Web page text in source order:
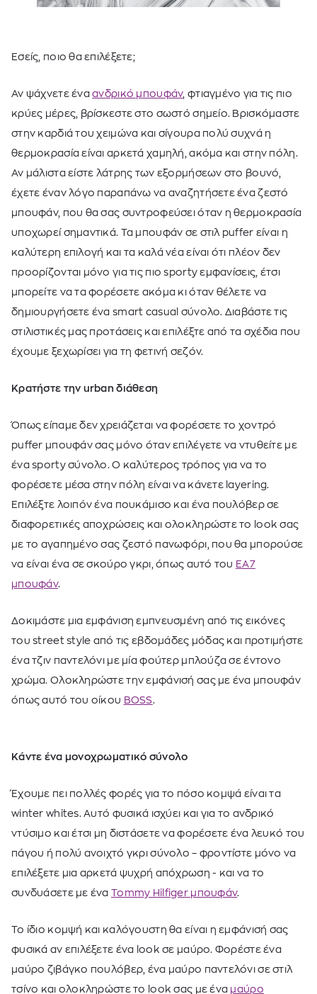
Εσείς, ποιο θα επιλέξετε;
Αν ψάχνετε έναανδρικό μπουφάν, φτιαγμένο για τις πιο
κρύες μέρες, βρίσκεστε στο σωστό σημείο. Βρισκόμαστε
στην καρδιά του χειμώνα και σίγουρα πολύ συχνά η
θερμοκρασία είναι αρκετά χαμηλή, ακόμα και στην πόλη.
Αν μάλιστα είστε λάτρης των εξορμήσεων στο βουνό,
έχετε έναν λόγο παραπάνω να αναζητήσετε ένα ζεστό
μπουφάν, που θα σας συντροφεύσει όταν η θερμοκρασία
υποχωρεί σημαντικά. Τα μπουφάν σε στιλ puffer είναι η
καλύτερη επιλογή και τα καλά νέα είναι ότι πλέον δεν
προορίζονται μόνο για τις πιο sporty εμφανίσεις, έτσι
μπορείτε να τα φορέσετε ακόμα κι όταν θέλετε να
δημιουργήσετε ένα smart casual σύνολο. Διαβάστε τις
στιλιστικές μας προτάσεις και επιλέξτε από τα σχέδια που
έχουμε ξεχωρίσει για τη φετινή σεζόν.
Κρατήστε την urban διάθεση
Όπως είπαμε δεν χρειάζεται να φορέσετε το χοντρό
puffer μπουφάν σας μόνο όταν επιλέγετε να ντυθείτε με
ένα sporty σύνολο. Ο καλύτερος τρόπος για να το
φορέσετε μέσα στην πόλη είναι να κάνετε layering.
Επιλέξτε λοιπόν ένα πουκάμισο και ένα πουλόβερ σε
διαφορετικές αποχρώσεις και ολοκληρώστε το look σας
με το αγαπημένο σας ζεστό πανωφόρι, που θα μπορούσε
να είναι ένα σε σκούρο γκρι, όπως αυτό του ΕΑ7
μπουφάν.
Δοκιμάστε μια εμφάνιση εμπνευσμένη από τις εικόνες
του street style από τις εβδομάδες μόδας και προτιμήστε
ένα τζιν παντελόνι με μία φούτερ μπλούζα σε έντονο
χρώμα. Ολοκληρώστε την εμφάνισή σας με ένα μπουφάν
όπως αυτό του οίκου BOSS.
Κάντε ένα μονοχρωματικό σύνολο
Έχουμε πει πολλές φορές για το πόσο κομψά είναι τα
winter whites. Αυτό φυσικά ισχύει και για το ανδρικό
ντύσιμο και έτσι μη διστάσετε να φορέσετε ένα λευκό του
πάγου ή πολύ ανοιχτό γκρι σύνολο – φροντίστε μόνο να
επιλέξετε μια αρκετά ψυχρή απόχρωση - και να το
συνδυάσετε με έναTommy Hilfiger μπουφάν.
To ίδιο κομψή και καλόγουστη θα είναι η εμφάνισή σας
φυσικά αν επιλέξετε ένα look σε μαύρο. Φορέστε ένα
μαύρο ζιβάγκο πουλόβερ, ένα μαύρο παντελόνι σε στιλ
τσίνο και ολοκληρώστε το look σας με ένα μαύρο